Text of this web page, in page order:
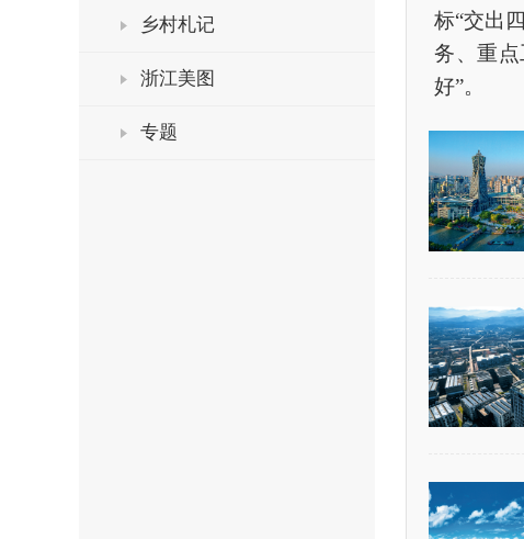
乡村札记
浙江美图
专题
标“交出
务、重
好”。